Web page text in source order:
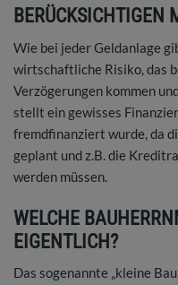
BERÜCKSICHTIGEN
Wie bei jeder Geldanlage
wirtschaftliche Risiko, das
Verzögerungen kommen
stellt ein gewisses
fremdfinanziert wurde, da
geplant und z.B. die
werden müssen.
WELCHE
EIGENTLICH?
Das sogenannte „kleine